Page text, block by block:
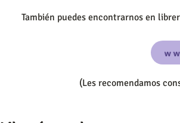
También puedes encontrarnos en
(Les recomendamos